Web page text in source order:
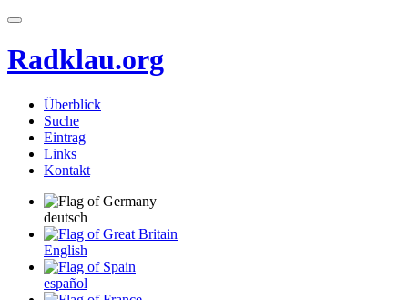
Radklau.org
Überblick
Suche
Eintrag
Links
Kontakt
deutsch
English
español